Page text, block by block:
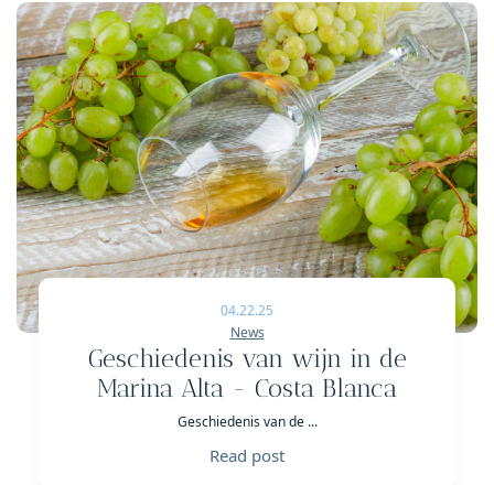
04.22.25
News
Geschiedenis van wijn in de
Marina Alta - Costa Blanca
Geschiedenis van de ...
Read post